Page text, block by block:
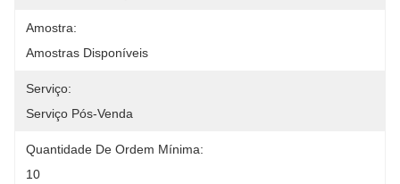
Amostra:
Amostras Disponíveis
Serviço:
Serviço Pós-Venda
Quantidade De Ordem Mínima:
10